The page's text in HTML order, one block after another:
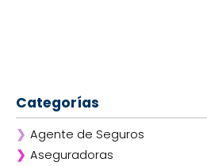
Categorías
❯ Agente de Seguros
❯ Aseguradoras